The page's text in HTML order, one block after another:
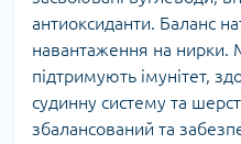
антиоксиданти. Баланс
навантаження на нирки.
підтримують імунітет,
судинну систему та
збалансований та